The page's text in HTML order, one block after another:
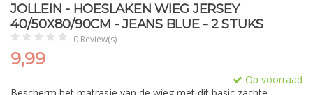
JOLLEIN - HOESLAKEN WIEG JERSEY
40/50X80/90CM - JEANS BLUE - 2 STUKS
0 Review(s)
9,99
Op voorraad